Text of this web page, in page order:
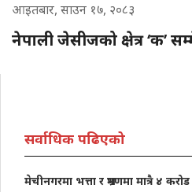
आइतबार, साउन १७, २०८३
नेपाली जेसीजको क्षेत्र ‘क’
सर्वाधिक पढिएको
मेचीनगरमा भत्ता र भ्रमणमा मात्रै ४